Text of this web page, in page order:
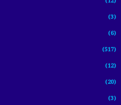
(3)
(6)
(517)
(12)
(20)
(3)